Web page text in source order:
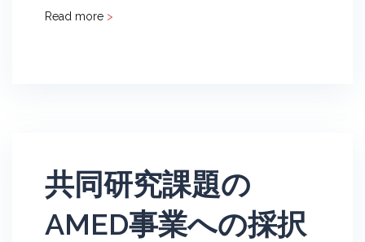
Read more >
共同研究課題の
AMED事業への採択